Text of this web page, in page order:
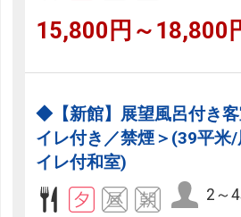
15,800円～18,800
◆【新館】展望風呂付き客
イレ付き／禁煙＞(39平米/
イレ付和室)
2～